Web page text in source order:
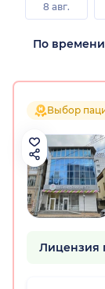
8 авг.
Выбор
Лицензия